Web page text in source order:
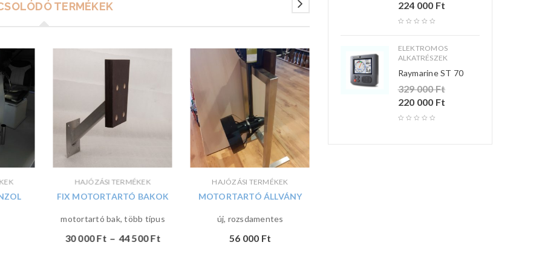
TERMÉKEK
HAJÓZÁSI TERMÉKEK
FIX MOTORTARTÓ BAKOK
motortartó bak, több típus
30 000Ft – 44 500Ft
HAJÓZÁSI TERMÉKEK
MOTORTARTÓ ÁLLVÁNY
új, rozsdamentes
56 000 Ft
224 000 Ft
ELEKTROMOS
ALKATRÉSZEK
Raymarine ST 70
329 000Ft
220 000 Ft